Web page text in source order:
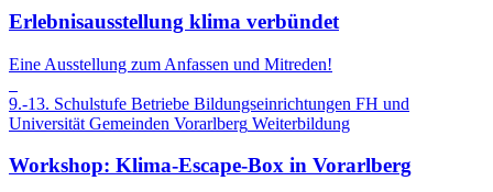
Erlebnisausstellung klima verbündet
Eine Ausstellung zum Anfassen und Mitreden!
9.-13. Schulstufe Betriebe Bildungseinrichtungen FH und
Universität Gemeinden Vorarlberg Weiterbildung
Workshop: Klima-Escape-Box in Vorarlberg